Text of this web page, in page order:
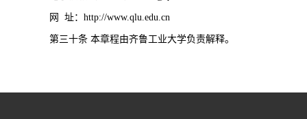
网 址：http://www.qlu.edu.cn
第三十条本章程由齐鲁工业大学负责解释。